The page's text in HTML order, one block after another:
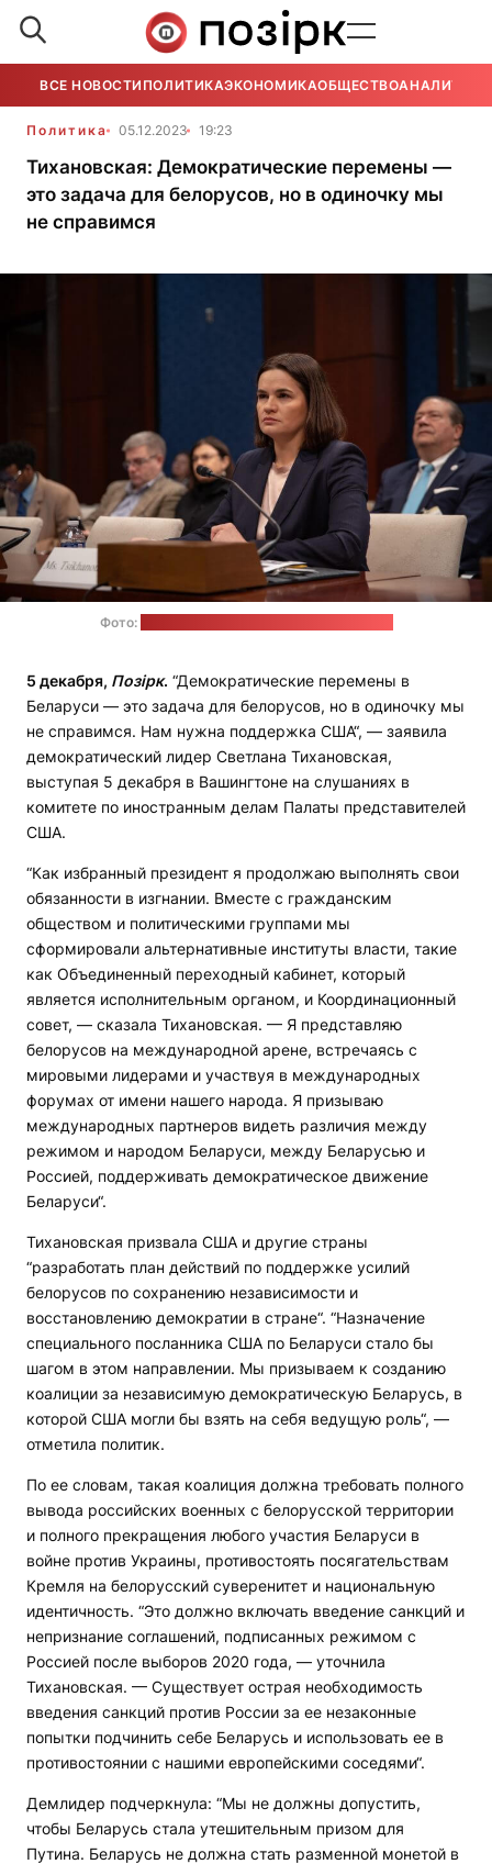
ВСЕ НОВОСТИ ПОЛИТИКАЭКОНОМИКАОБЩЕСТВОАНАЛИТИКА
Политика 05.12.2023 19:23
Тихановская: Демократические перемены —
это задача для белорусов, но в одиночку мы
не справимся
Фото:
5 декабря, Позірк. “Демократические перемены в
Беларуси — это задача для белорусов, но в одиночку мы
не справимся. Нам нужна поддержка США“, — заявила
демократический лидер Светлана Тихановская,
выступая 5 декабря в Вашингтоне на слушаниях в
комитете по иностранным делам Палаты представителей
США.
“Как избранный президент я продолжаю выполнять свои
обязанности в изгнании. Вместе с гражданским
обществом и политическими группами мы
сформировали альтернативные институты власти, такие
как Объединенный переходный кабинет, который
является исполнительным органом, и Координационный
совет, — сказала Тихановская. — Я представляю
белорусов на международной арене, встречаясь с
мировыми лидерами и участвуя в международных
форумах от имени нашего народа. Я призываю
международных партнеров видеть различия между
режимом и народом Беларуси, между Беларусью и
Россией, поддерживать демократическое движение
Беларуси“.
Тихановская призвала США и другие страны
“разработать план действий по поддержке усилий
белорусов по сохранению независимости и
восстановлению демократии в стране“. “Назначение
специального посланника США по Беларуси стало бы
шагом в этом направлении. Мы призываем к созданию
коалиции за независимую демократическую Беларусь, в
которой США могли бы взять на себя ведущую роль“, —
отметила политик.
По ее словам, такая коалиция должна требовать полного
вывода российских военных с белорусской территории
и полного прекращения любого участия Беларуси в
войне против Украины, противостоять посягательствам
Кремля на белорусский суверенитет и национальную
идентичность. “Это должно включать введение санкций и
непризнание соглашений, подписанных режимом с
Россией после выборов 2020 года, — уточнила
Тихановская. — Существует острая необходимость
введения санкций против России за ее незаконные
попытки подчинить себе Беларусь и использовать ее в
противостоянии с нашими европейскими соседями“.
Демлидер подчеркнула: “Мы не должны допустить,
чтобы Беларусь стала утешительным призом для
Путина. Беларусь не должна стать разменной монетой в